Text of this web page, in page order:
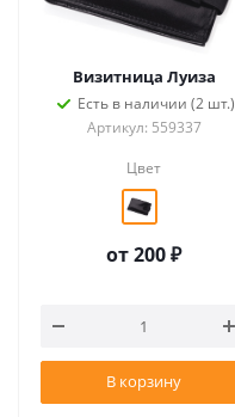
Визитница Луиза
Есть в наличии (2 шт.)
Артикул: 559337
Цвет
от200 ₽
В корзину